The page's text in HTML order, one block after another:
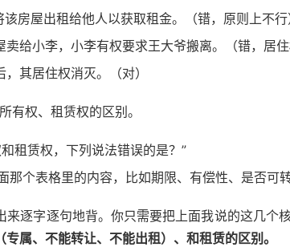
房屋出租给他人以获取租金。（错，原则上不行
给小李，小李有权要求王大爷搬离。（错，居住
其居住权消灭。（对）
有权、租赁权的区别。
租赁权，下列说法错误的是？”
那个表格里的内容，比如期限、有偿性、是否可转
逐字逐句地背。你只需要把上面我说的这几个核
属、不能转让、不能出租）、和租赁的区别。